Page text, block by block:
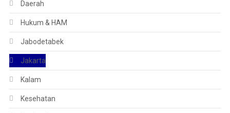
Daerah
Hukum & HAM
Jabodetabek
Jakarta
Kalam
Kesehatan